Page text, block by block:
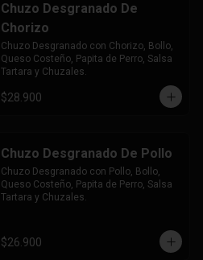
Chuzo Desgranado De
Chorizo
Chuzo Desgranado con Chorizo, Bollo,
Queso Costeño, Papita de Perro, Salsa
Tartara y Chuzales.
$28.900
Chuzo Desgranado De Pollo
Chuzo Desgranado con Pollo, Bollo,
Queso Costeño, Papita de Perro, Salsa
Tartara y Chuzales.
$26.900